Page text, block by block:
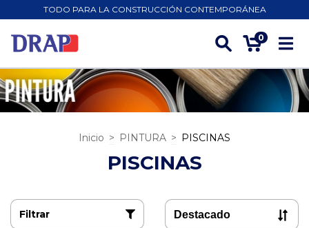
TODO PARA LA CONSTRUCCIÓN CONTEMPORÁNEA
0
Inicio > PINTURA > PISCINAS
PISCINAS
Filtrar